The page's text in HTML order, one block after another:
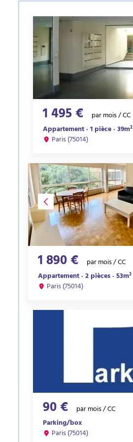
1 495 €
par mois / CC
Appartement · 1 pièce · 39m²
Paris (75014)
1 890 €
par mois / CC
Appartement · 2 pièces · 53m²
Paris (75014)
90 €
par mois / CC
Parking/box
Paris (75014)